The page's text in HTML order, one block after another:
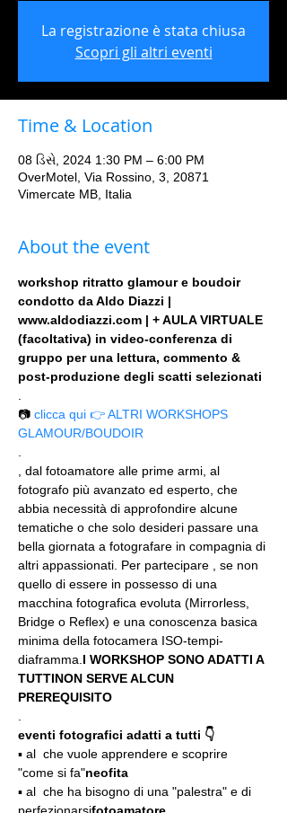
La registrazione è stata chiusa
Scopri gli altri eventi
Time & Location
08 ડિસે, 2024 1:30 PM – 6:00 PM
OverMotel, Via Rossino, 3, 20871
Vimercate MB, Italia
About the event
workshop ritratto glamour e boudoir
condotto da Aldo Diazzi |
www.aldodiazzi.com | + AULA VIRTUALE
(facoltativa) in video-conferenza di
gruppo per una lettura, commento &
post-produzione degli scatti selezionati
📷 clicca qui 👉 ALTRI WORKSHOPS
GLAMOUR/BOUDOIR
, dal fotoamatore alle prime armi, al
fotografo più avanzato ed esperto, che
abbia necessità di approfondire alcune
tematiche o che solo desideri passare una
bella giornata a fotografare in compagnia di
altri appassionati. Per partecipare
, se non
quello di essere in possesso di una
macchina fotografica evoluta (Mirrorless,
Bridge o Reflex) e una conoscenza basica
minima della fotocamera ISO-tempi-
diaframma. I WORKSHOP SONO ADATTI A
TUTTINON SERVE ALCUN
PREREQUISITO
eventi fotografici adatti a tutti 👇
▪️ al che vuole apprendere e scoprire
"come si fa"neofita
▪️ al che ha bisogno di una "palestra" e di